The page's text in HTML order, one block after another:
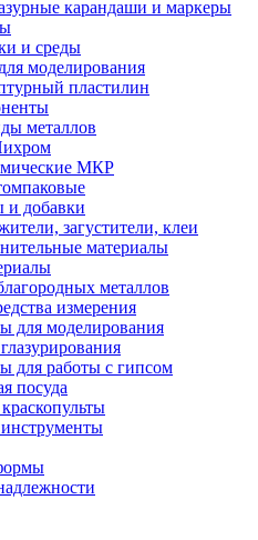
карандаши и маркеры
и среды
моделирования
пластилин
металлов
МКР
и добавки
загустители, клеи
материалы
металлов
измерения
для моделирования
для работы с гипсом
посуда